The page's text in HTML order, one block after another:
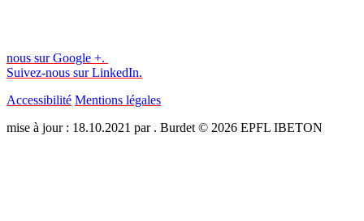
nous sur Google +.
Suivez-nous sur LinkedIn.
Accessibilité Mentions légales
mise à jour : 18.10.2021 par . Burdet © 2026 EPFL IBETON